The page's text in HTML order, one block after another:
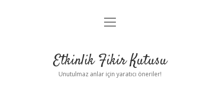
Anasayfa
Yasal Uyarı
menüyü
Etkinlik Fikir Kutusu
Unutulmaz anlar için yaratıcı öneriler!